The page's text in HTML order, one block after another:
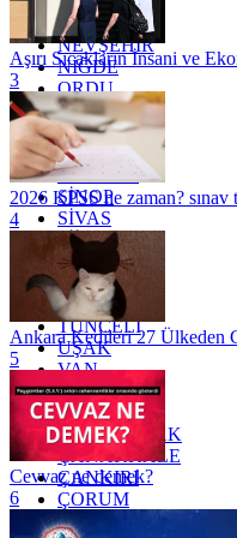
MUŞ
NEVŞEHİR
NİĞDE
ORDU
OSMANİYE
RİZE
SAKARYA
SAMSUN
SİNOP
SİVAS
SİİRT
TEKİRDAĞ
TOKAT
TRABZON
TUNCELİ
UŞAK
VAN
YALOVA
YOZGAT
ZONGULDAK
ÇANAKKALE
ÇANKIRI
ÇORUM
İSTANBUL
Aşırı Sıcakların İnsani ve
3
2026 KPSS ne zaman?
4
Ankara Kedileri 27 Ülkeden
5
Cevvaz ne demek?
6